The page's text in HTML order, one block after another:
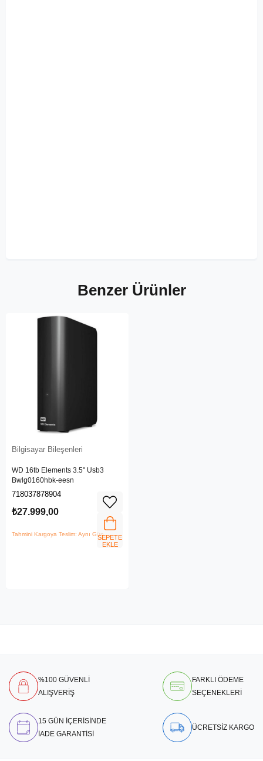
Benzer Ürünler
Bilgisayar Bileşenleri
WD 16tb Elements 3.5" Usb3
Bwlg0160hbk-eesn
718037878904
₺27.999,00
Tahmini Kargoya Teslim: Aynı GünSEPETE
EKLE
%100 GÜVENLİ
ALIŞVERİŞ
FARKLI ÖDEME
SEÇENEKLERİ
15 GÜN İÇERİSİNDE
İADE GARANTİSİ
ÜCRETSİZ KARGO